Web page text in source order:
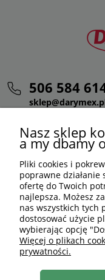
506 584
Nasz sklep
a my dbamy
Pliki cookies i
poprawne działanie
ofertę do Twoich
najlepsza. Możesz
nas wszystkich tych
dostosować użycie
wybierając opcję
Więcej o plikach
prywatności.